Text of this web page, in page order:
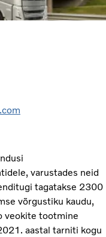
varustades neid
tagatakse 2300
võrgustiku kaudu,
veokite tootmine
aastal tarniti kogu